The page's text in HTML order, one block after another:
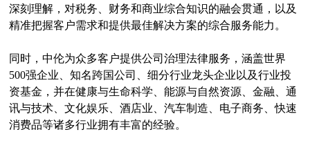
深刻理解，对税务、财务和商业综合知识的融会贯通，以及
精准把握客户需求和提供最佳解决方案的综合服务能力。
同时，中伦为众多客户提供公司治理法律服务，涵盖世界
500强企业、知名跨国公司、细分行业龙头企业以及行业投
资基金，并在健康与生命科学、能源与自然资源、金融、通
讯与技术、文化娱乐、酒店业、汽车制造、电子商务、快速
消费品等诸多行业拥有丰富的经验。